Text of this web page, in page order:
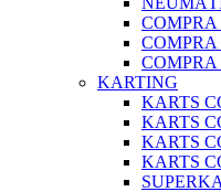
COMPRA
KARTING
KARTS
KARTS
KARTS
KARTS